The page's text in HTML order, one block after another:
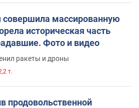
совершила массированную
историческая часть
Фото и видео
ракеты и дроны
т.
продовольственной